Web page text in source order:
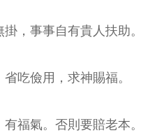
，事事自有貴人扶助。
吃儉用，求神賜福。
福氣。否則要賠老本。